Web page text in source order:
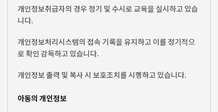
개인정보취급자의 경우 정기 및 수시로 교육을 실시하고 있습
니다.
개인정보처리시스템의 접속 기록을 유지하고 이를 정기적으
로 확인 감독하고 있습니다.
개인정보 출력 및 복사 시 보호조치를 시행하고 있습니다.
아동의 개인정보